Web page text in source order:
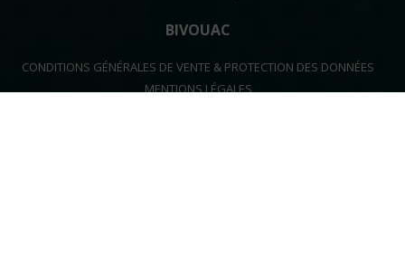
BIVOUAC
CONDITIONS GÉNÉRALES DE VENTE & PROTECTION DES DONNÉES
MENTIONS LÉGALES